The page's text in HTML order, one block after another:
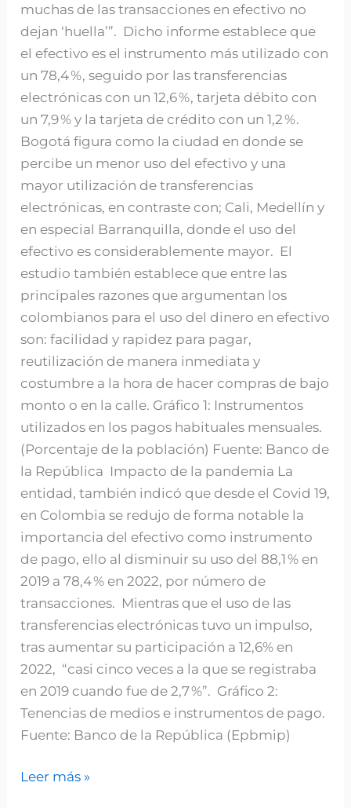
muchas de las transacciones en efectivo no
dejan ‘huella’”. Dicho informe establece que
el efectivo es el instrumento más utilizado con
un 78,4 %, seguido por las transferencias
electrónicas con un 12,6 %, tarjeta débito con
un 7,9 % y la tarjeta de crédito con un 1,2 %.
Bogotá figura como la ciudad en donde se
percibe un menor uso del efectivo y una
mayor utilización de transferencias
electrónicas, en contraste con; Cali, Medellín y
en especial Barranquilla, donde el uso del
efectivo es considerablemente mayor. El
estudio también establece que entre las
principales razones que argumentan los
colombianos para el uso del dinero en efectivo
son: facilidad y rapidez para pagar,
reutilización de manera inmediata y
costumbre a la hora de hacer compras de bajo
monto o en la calle. Gráfico 1: Instrumentos
utilizados en los pagos habituales mensuales.
(Porcentaje de la población) Fuente: Banco de
la República Impacto de la pandemia La
entidad, también indicó que desde el Covid 19,
en Colombia se redujo de forma notable la
importancia del efectivo como instrumento
de pago, ello al disminuir su uso del 88,1 % en
2019 a 78,4 % en 2022, por número de
transacciones. Mientras que el uso de las
transferencias electrónicas tuvo un impulso,
tras aumentar su participación a 12,6% en
2022, “casi cinco veces a la que se registraba
en 2019 cuando fue de 2,7 %”. Gráfico 2:
Tenencias de medios e instrumentos de pago.
Fuente: Banco de la República (Epbmip)
Leer más »